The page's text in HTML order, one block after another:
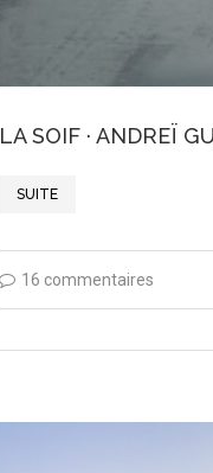
LA SOIF · ANDREÏ
SUITE
16 commentaires